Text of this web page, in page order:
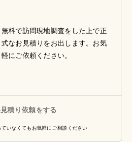
無料で訪問現地調査をした上で正
式なお見積りをお出します。お気
軽にご依頼ください。
積り依頼をする
いなくてもお気軽にご相談ください